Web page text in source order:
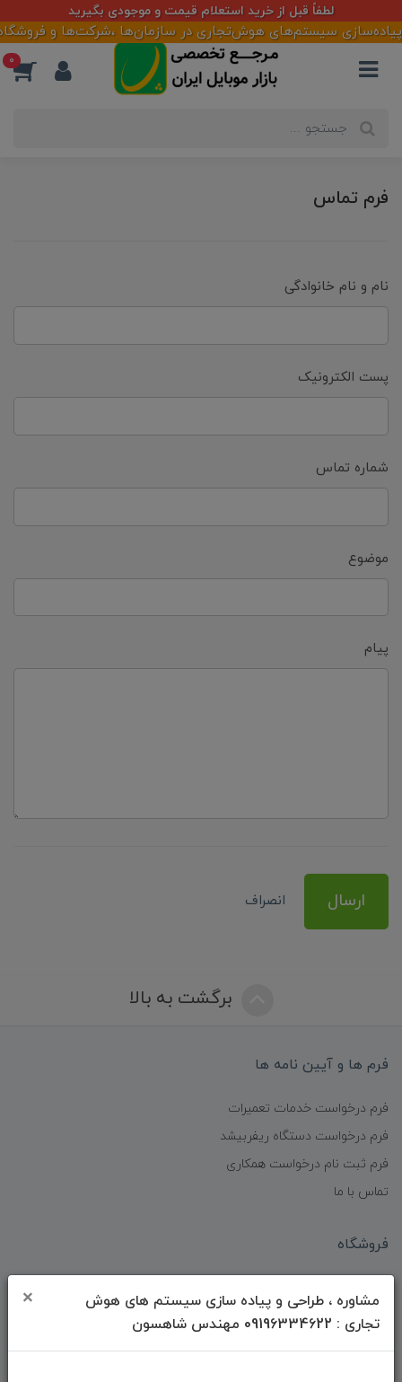
مشاوره ، طراحی و پیاده سازی سیستم های هوش
تجاری : 09196334622 مهندس شاهسون
×
لطفاً قبل از خرید استعلام قیمت و موجودی بگیرید
پیاده‌سازی سیستم‌های هوش‌تجاری در سازمان‌ها ،شرکت‌ها و
0
فرم تماس
نام و نام خانوادگی
پست الکترونیک
شماره تماس
موضوع
پیام
ارسال انصراف
برگشت به بالا
فرم ها و آیین نامه ها
فرم درخواست خدمات تعمیرات
فرم درخواست دستگاه ریفربیشد
فرم ثبت نام درخواست همکاری
تماس با ما
فروشگاه
فـروش لـــوازم جانبـــی